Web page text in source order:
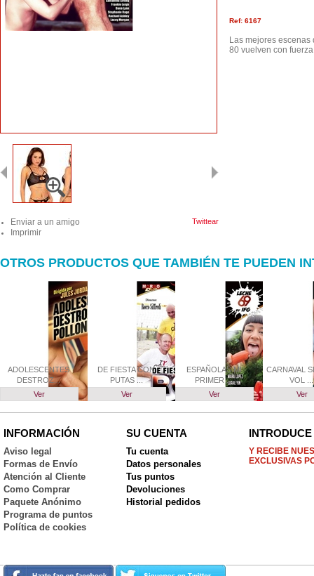
Enviar a un amigo
Imprimir
Twittear
Ref: 6167
Las mejores
80 vuelven con
OTROS PRODUCTOS QUE TAMBIÉN TE PUEDEN
ADOLESCENTES
DESTROZ...
Ver
DE FIESTA CON
PUTAS ...
Ver
ESPAÑOLAS MI
PRIMER ...
Ver
CARNAVAL
VOL ...
Ver
INFORMACIÓN
Aviso legal
Formas de Envío
Atención al Cliente
Como Comprar
Paquete Anónimo
Programa de puntos
Política de cookies
SU CUENTA
Tu cuenta
Datos personales
Tus puntos
Devoluciones
Historial pedidos
Y RECIBE
EXCLUSIVAS